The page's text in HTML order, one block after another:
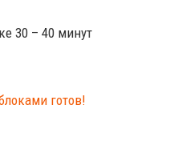
30 – 40 минут